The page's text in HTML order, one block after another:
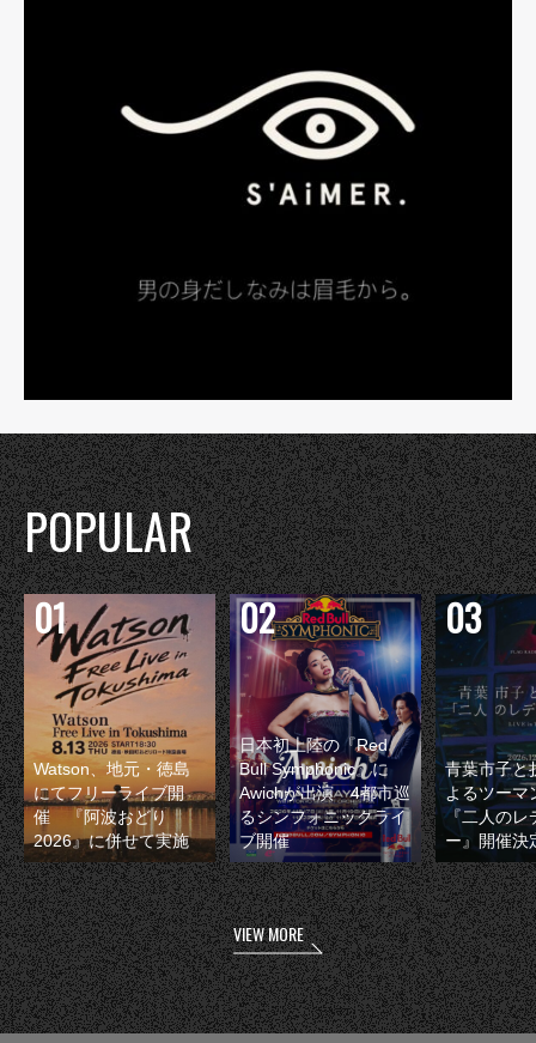
POPULAR
Watson、地元・徳島
にてフリーライブ開
催 『阿波おどり
2026』に併せて実施
日本初上陸の『Red
Bull Symphonic』に
Awichが出演 4都市巡
るシンフォニックライ
ブ開催
青葉市子と
よるツーマ
『二人のレ
ー』開催決
VIEW MORE